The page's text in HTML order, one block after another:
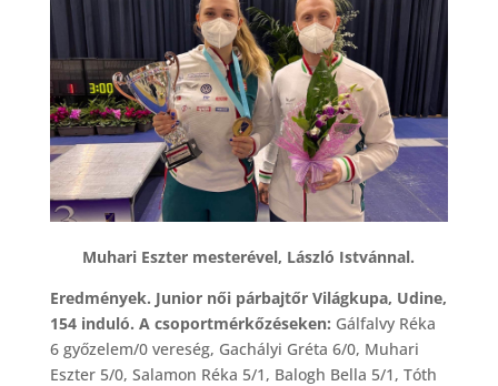
Muhari Eszter mesterével, László Istvánnal.
Eredmények. Junior női párbajtőr Világkupa, Udine,
154 induló. A csoportmérkőzéseken: Gálfalvy Réka
6 győzelem/0 vereség, Gachályi Gréta 6/0, Muhari
Eszter 5/0, Salamon Réka 5/1, Balogh Bella 5/1, Tóth